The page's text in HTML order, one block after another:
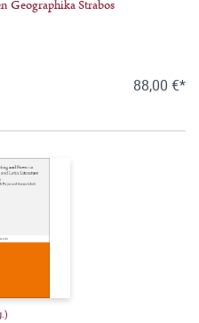
Geographika Strabos
88,00 €*